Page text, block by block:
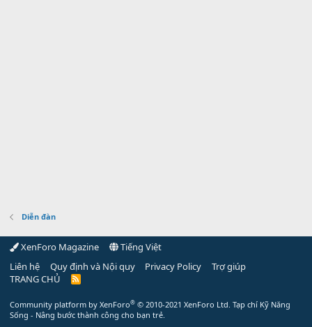
Diễn đàn
XenForo Magazine
Tiếng Việt
Liên hệ
Quy định và Nội quy Privacy Policy
Trợ giúp
TRANG CHỦ
R
Community platform by XenForo® © 2010-2021 XenForo Ltd. Tạp chí Kỹ Năng
Sống - Nâng bước thành công cho bạn trẻ.